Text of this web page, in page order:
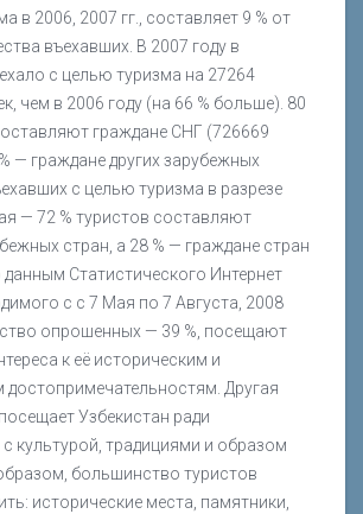
в 2006, 2007 гг., составляет 9 % от
въехавших. В 2007 году в
с целью туризма на 27264
чем в 2006 году (на 66 % больше). 80
граждане СНГ (726669
— граждане других зарубежных
с целью туризма в разрезе
— 72 % туристов составляют
стран, а 28 % — граждане стран
Статистического Интернет
с с 7 Мая по 7 Августа, 2008
опрошенных — 39 %, посещают
к её историческим и
достопримечательностям. Другая
Узбекистан ради
культурой, традициями и образом
большинство туристов
исторические места, памятники,